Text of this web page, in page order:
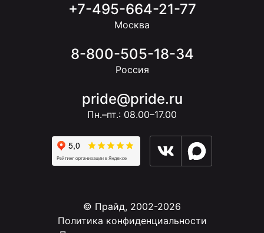
+7-495-664-21-77
Москва
8-800-505-18-34
Россия
pride@pride.ru
Пн.–пт.: 08.00–17.00
© Прайд, 2002-2026
Политика конфиденциальности